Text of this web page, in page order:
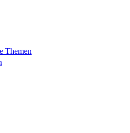
Themen